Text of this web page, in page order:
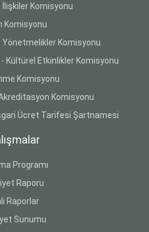
İlişkiler Komisyonu
Komisyonu
Komisyonu
Kültürel Etkinlikler Komisyonu
Komisyonu
Komisyonu
Ücret Tarifesi Şartnamesi
Programı
Raporu
Raporlar
Sunumu